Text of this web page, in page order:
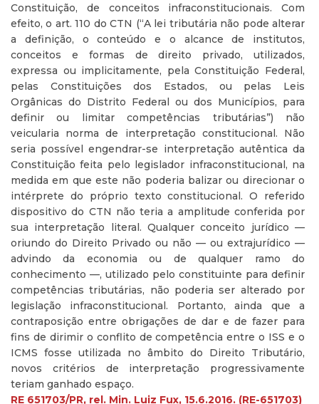
Constituição, de conceitos infraconstitucionais. Com
efeito, o art. 110 do CTN (“A lei tributária não pode alterar
a definição, o conteúdo e o alcance de institutos,
conceitos e formas de direito privado, utilizados,
expressa ou implicitamente, pela Constituição Federal,
pelas Constituições dos Estados, ou pelas Leis
Orgânicas do Distrito Federal ou dos Municípios, para
definir ou limitar competências tributárias”) não
veicularia norma de interpretação constitucional. Não
seria possível engendrar-se interpretação autêntica da
Constituição feita pelo legislador infraconstitucional, na
medida em que este não poderia balizar ou direcionar o
intérprete do próprio texto constitucional. O referido
dispositivo do CTN não teria a amplitude conferida por
sua interpretação literal. Qualquer conceito jurídico —
oriundo do Direito Privado ou não — ou extrajurídico —
advindo da economia ou de qualquer ramo do
conhecimento —, utilizado pelo constituinte para definir
competências tributárias, não poderia ser alterado por
legislação infraconstitucional. Portanto, ainda que a
contraposição entre obrigações de dar e de fazer para
fins de dirimir o conflito de competência entre o ISS e o
ICMS fosse utilizada no âmbito do Direito Tributário,
novos critérios de interpretação progressivamente
teriam ganhado espaço.
RE 651703/PR, rel. Min. Luiz Fux, 15.6.2016. (RE-651703)